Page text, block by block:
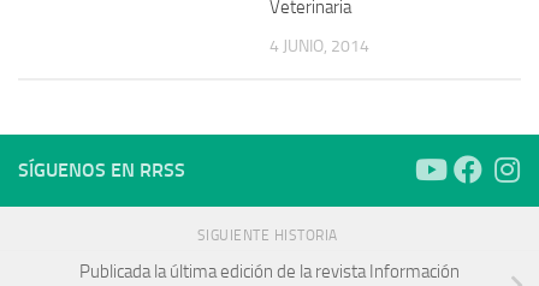
Veterinaria
4 JUNIO, 2014
SÍGUENOS EN RRSS
SIGUIENTE HISTORIA
Publicada la última edición de la revista Información